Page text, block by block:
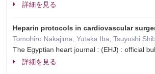
詳細を見る
Heparin protocols in cardiovascular
Tomohiro Nakajima, Yutaka Iba, Tsuyoshi
The Egyptian heart journal : (EHJ) : official
詳細を見る